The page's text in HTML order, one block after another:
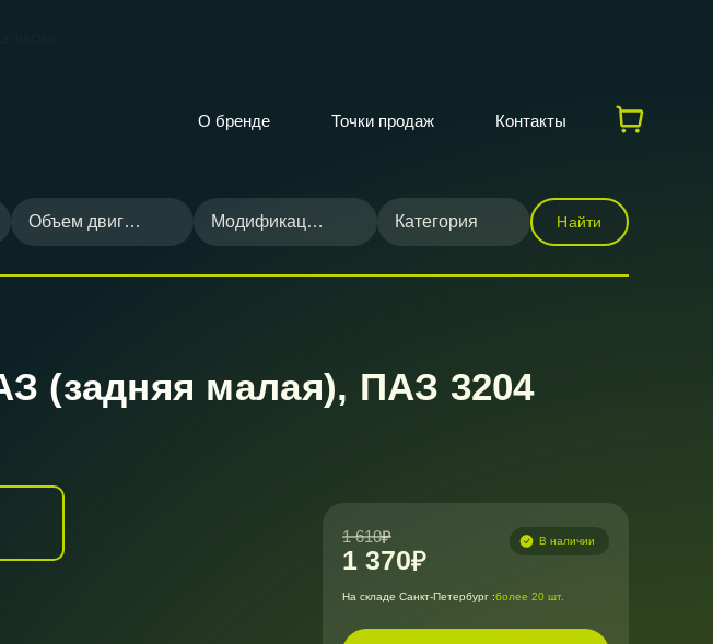
О бренде Точки продаж Контакты
Объем двигателя Модификация Категория Найти
(задняя малая), ПАЗ 3204
1 610
1 370
В наличии
На складе Санкт-Петербург :более 20 шт.